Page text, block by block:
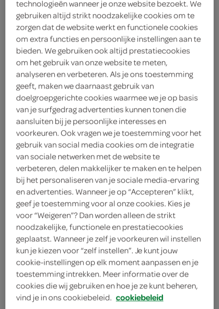
Maggi Vleesjus
Maggi
3.
09
125 Gram
Let op: aanbiedingen zijn niet zichtbaar bij de
producten, maar worden wél automatisch
verwerkt in de winkelmand.
een beetje van jezelf en een beetje van maggi
Eenvoudig te bereiden
Traditionele smaak
technologieën wanneer je onze website bezoekt. We
gebruiken altijd strikt noodzakelijke cookies om te
zorgen dat de website werkt en functionele cookies
om extra functies en persoonlijke instellingen aan te
bieden. We gebruiken ook altijd prestatiecookies
om het gebruik van onze website te meten,
analyseren en verbeteren. Als je ons toestemming
geeft, maken we daarnaast gebruik van
doelgroepgerichte cookies waarmee we je op basis
van je surfgedrag advertenties kunnen tonen die
aansluiten bij je persoonlijke interesses en
voorkeuren. Ook vragen we je toestemming voor het
gebruik van social media cookies om de integratie
van sociale netwerken met de website te
verbeteren, delen makkelijker te maken en te helpen
bij het personaliseren van je sociale media-ervaring
en advertenties. Wanneer je op “Accepteren” klikt,
geef je toestemming voor al onze cookies. Kies je
voor “Weigeren”? Dan worden alleen de strikt
noodzakelijke, functionele en prestatiecookies
geplaatst. Wanneer je zelf je voorkeuren wil instellen
kun je kiezen voor “zelf instellen”. Je kunt jouw
cookie-instellingen op elk moment aanpassen en je
toestemming intrekken. Meer informatie over de
cookies die wij gebruiken en hoe je ze kunt beheren,
vind je in ons cookiebeleid. cookiebeleid